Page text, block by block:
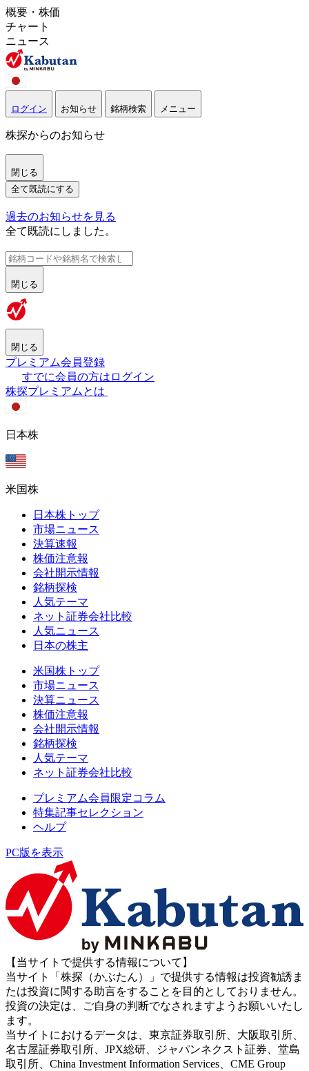
概要・株価
チャート
ニュース
ログイン お知らせ 銘柄検索 メニュー
株探からのお知らせ
閉じる
全て既読にする
過去のお知らせを見る
全て既読にしました。
閉じる
閉じる
プレミアム会員登録
すでに会員の方はログイン
株探プレミアムとは
日本株
米国株
日本株トップ
市場ニュース
決算速報
株価注意報
会社開示情報
銘柄探検
人気テーマ
ネット証券会社比較
人気ニュース
日本の株主
米国株トップ
市場ニュース
決算ニュース
株価注意報
会社開示情報
銘柄探検
人気テーマ
ネット証券会社比較
プレミアム会員限定コラム
特集記事セレクション
ヘルプ
PC版を表示
【当サイトで提供する情報について】
当サイト「株探（かぶたん）」で提供する情報は投資勧誘ま
たは投資に関する助言をすることを目的としておりません。
投資の決定は、ご自身の判断でなされますようお願いいたし
ます。
当サイトにおけるデータは、東京証券取引所、大阪取引所、
名古屋証券取引所、JPX総研、ジャパンネクスト証券、堂島
取引所、China Investment Information Services、CME Group